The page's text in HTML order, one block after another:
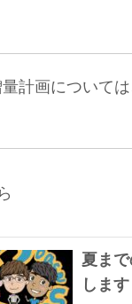
計画について
夏ま
します